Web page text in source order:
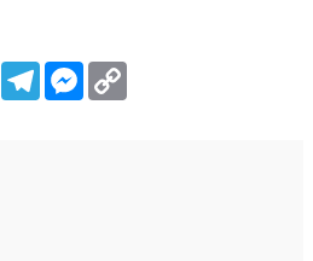
WhatsAppTelegramMessenger